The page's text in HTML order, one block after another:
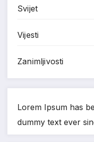
Svijet
Vijesti
Zanimljivosti
Lorem Ipsum has
dummy text ever